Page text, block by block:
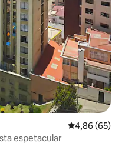
4,86 de uma
4,86 (65)
espetacular